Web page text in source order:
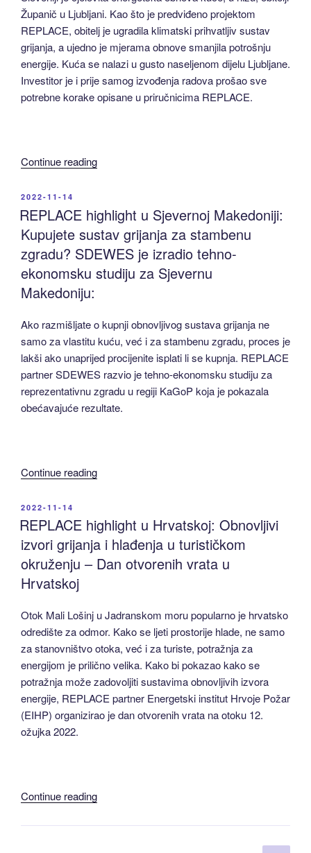
energetske
krize
–
REPLACE
studije
pred-
prevladavanju
prihvatljivijim
sustavima
grijanja”
Županič u Ljubljani. Kao što je predviđeno projektom
REPLACE, obitelj je ugradila klimatski prihvatljiv sustav
grijanja, a ujedno je mjerama obnove smanjila potrošnju
energije. Kuća se nalazi u gusto naseljenom dijelu Ljubljane.
Investitor je i prije samog izvođenja radova prošao sve
potrebne korake opisane u priručnicima REPLACE.
Continue reading“REPLACE
Sloveniji:
Holistička
energetska
obnova
prema
obitelj
iz
Ljubljane,
Slovenija
ne
mora
za
POSTED
ON
2022-11-14
REPLACE highlight u Sjevernoj Makedoniji:
Kupujete sustav grijanja za stambenu
zgradu? SDEWES je izradio tehno-
ekonomsku studiju za Sjevernu
Makedoniju:
Ako razmišljate o kupnji obnovljivog sustava grijanja ne
samo za vlastitu kuću, već i za stambenu zgradu, proces je
lakši ako unaprijed procijenite isplati li se kupnja. REPLACE
partner SDEWES razvio je tehno-ekonomsku studiju za
reprezentativnu zgradu u regiji KaGoP koja je pokazala
obećavajuće rezultate.
Continue reading“REPLACE
Sjevernoj
Makedoniji:
Kupujete
sustav
stambenu
zgradu?
SDEWES
je
izradio
tehno-
ekonomsku
POSTED
ON
2022-11-14
REPLACE highlight u Hrvatskoj: Obnovljivi
izvori grijanja i hlađenja u turističkom
okruženju – Dan otvorenih vrata u
Hrvatskoj
Otok Mali Lošinj u Jadranskom moru popularno je hrvatsko
odredište za odmor. Kako se ljeti prostorije hlade, ne samo
za stanovništvo otoka, već i za turiste, potražnja za
energijom je prilično velika. Kako bi pokazao kako se
potražnja može zadovoljiti sustavima obnovljivih izvora
energije, REPLACE partner Energetski institut Hrvoje Požar
(EIHP) organizirao je dan otvorenih vrata na otoku 12.
ožujka 2022.
Continue reading“REPLACE
u